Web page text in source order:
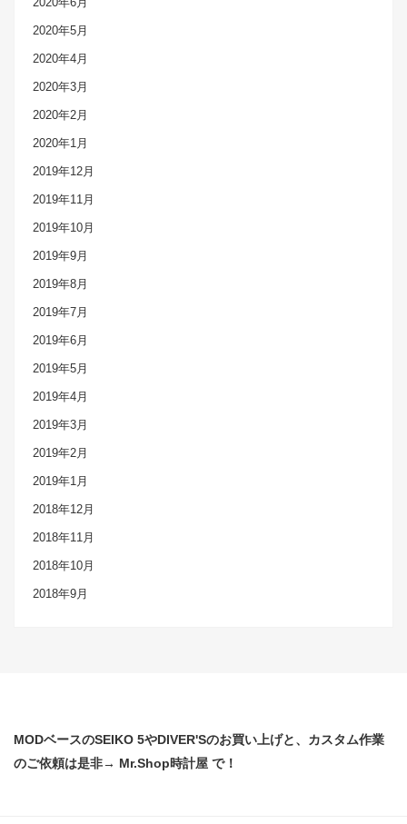
2020年5月
2020年4月
2020年3月
2020年2月
2020年1月
2019年12月
2019年11月
2019年10月
2019年9月
2019年8月
2019年7月
2019年6月
2019年5月
2019年4月
2019年3月
2019年2月
2019年1月
2018年12月
2018年11月
2018年10月
2018年9月
MODベースのSEIKO 5やDIVER'Sのお買い上げと、カスタム作業
のご依頼は是非→ Mr.Shop時計屋 で！